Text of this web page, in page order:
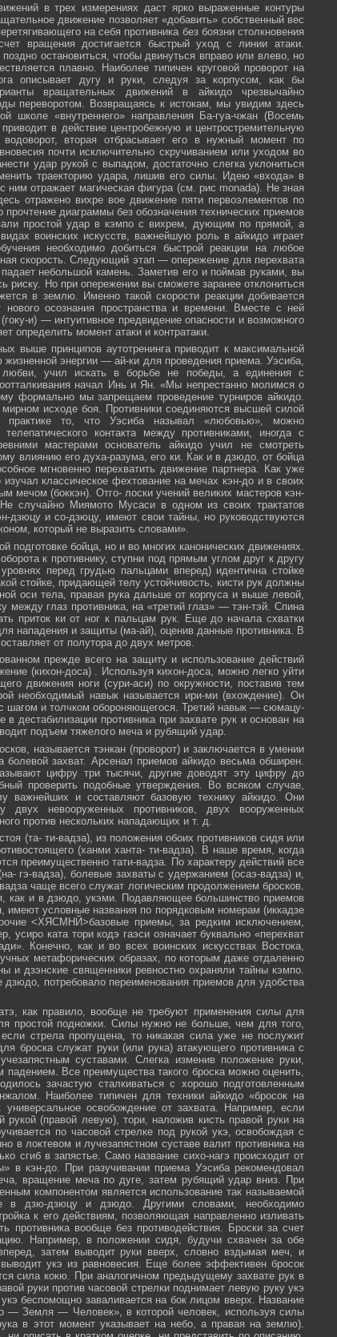
в трех измерениях даст ярко выраженные контуры
движение позволяет «добавить» собственный вес
на себя противника без боязни столкновения
вращения достигается быстрый уход с линии атаки.
остановиться, чтобы двинуться вправо или влево, но
плавно. Наиболее типичен круговой проворот на
описывает дугу и руки, следуя за корпусом, как бы
вращательных движений в айкидо чрезвычайно
переворотом. Возвращаясь к истокам, мы увидим здесь
школе «внутреннего» направления Ба-гуа-чжан (Восемь
в действие центробежную и центростремительную
вторая отбрасывает его в нужный момент по
почти исключительно скручиванием или уходом во
удар рукой с выпадом, достаточно слегка уклониться
траекторию удара, лишив его силы. Идею «входа» в
ним отражает магическая фигура (см. рис monada). Не зная
отражено вихре вое движение пяти первоэлементов по
диаграммы без обозначения технических приемов
простой удар в кэмпо с вихрем, дующим по прямой, а
воинских искусств, важнейшую роль в айкидо играет
необходимо добиться быстрой реакции на любое
скорость. Следующий этап — опережение для перехвата
небольшой камень. Заметив его и поймав руками, вы
риску. Но при опережении вы сможете заранее отклониться
в землю. Именно такой скорости реакции добивается
нового осознания пространства и времени. Вместе с ней
и) — интуитивное предвидение опасности и возможного
определить момент атаки и контратаки.
выше принципов аутотренинга приводит к максимальной
энергии — ай-ки для проведения приема. Уэсиба,
любви, учил искать в борьбе не победы, а единения с
начал Инь и Ян. «Мы непрестанно молимся о
формально мы запрещаем проведение турниров айкидо.
исходе боя. Противники соединяются высшей силой
то, что Уэсиба называл «любовью», можно
контакта между противниками, иногда с
мастерами основатель айкидо учил не смотреть
влиянию его духа-разума, его ки. Как и в дзюдо, от бойца
мгновенно перехватить движение партнера. Как уже
классическое фехтование на мечах кэн-до и в своих
мечом (боккэн). Отго- лоски учений великих мастеров кэн-
случайно Миямото Мусаси в одном из своих трактатов
дзюцу и со-дзюцу, имеют свои тайны, но руководствуются
который не выразить словами».
подготовке бойца, но и во многих канонических движениях.
к противнику, ступни под прямым углом друг к другу
перед грудью пальцами вперед) идентична стойке
стойке, придающей телу устойчивость, кисти рук должны
оси тела, правая рука дальше от корпуса и выше левой,
между глаз противника, на «третий глаз» — тэн-тэй. Спина
приток ки от ног к пальцам рук. Еще до начала схватки
нападения и защиты (ма-ай), оценив данные противника. В
от полутора до двух метров.
прежде всего на защиту и использование действий
(кихон-доса) . Используя кихон-доса, можно легко уйти
движения ноги (сури-аси) по окружности, поставив тем
необходимый навык называется ири-ми (вхождение). Он
шагом и толчком обороняющегося. Третий навык — сюмацу-
дестабилизации противника при захвате рук и основан на
подъем тяжелого меча и рубящий удар.
называется тэнкан (проворот) и заключается в умении
болевой захват. Арсенал приемов айкидо весьма обширен.
цифру три тысячи, другие доводят эту цифру до
проверить подобные утверждения. Во всяком случае,
важнейших и составляют базовую технику айкидо. Они
двух невооруженных противников, двух вооруженных
против нескольких нападающих и т. д.
(та- ти-вадза), из положения обоих противников сидя или
(ханми ханта- ти-вадза). В наше время, когда
преимущественно тати-вадза. По характеру действий все
гэ-вадза), болевые захваты с удержанием (осаэ-вадза) и,
чаще всего служат логическим продолжением бросков.
как и в дзюдо, укэми. Подавляющее большинство приемов
имеют условные названия по порядковым номерам (иккадзе
<ХЯСМНЙ>базовые приемы, за редким исключением,
усиро ката тори кодэ гаэси означает буквально «перехват
Конечно, как и во всех воинских искусствах Востока,
метафорических образах, по которым даже отдаленно
и дзэнские священники ревностно охраняли тайны кэмпо.
дзюдо, потребовало переименования приемов для удобства
как правило, вообще не требуют применения силы для
простой подножки. Силы нужно не больше, чем для того,
стрела пропущена, то никакая сила уже не послужит
броска служат руки (или рука) атакующего противника с
суставами. Слегка изменив положение руки,
Все преимущества такого броска можно оценить,
зачастую сталкиваться с хорошо подготовленным
Наиболее типичен для техники айкидо «бросок на
освобождение от захвата. Например, если
рукой (правой левую), тори, наложив кисть правой руки на
по часовой стрелке под рукой укэ, освобождая с
в локтевом и лучезапястном суставе валит противника на
сгиб в запястье. Само название сихо-нагэ происходит от
в кэн-до. При разучивании приема Уэсиба рекомендовал
вращение меча по дуге, затем рубящий удар вниз. При
компонентом является использование так называемой
в дзю-дзюцу и дзюдо. Другими словами, необходимо
к его действиям, позволяющая направленно изливать
противника вообще без противодействия. Броски за счет
Например, в положении сидя, будучи схвачен за обе
затем выводит руки вверх, словно вздымая меч, и
укэ из равновесия. Еще более эффективен бросок
сила кокю. При аналогичном предыдущему захвате рук в
руки против часовой стрелки поднимает левую руку укэ
беспомощно заваливается на бок лицом вверх. Название
— Земля — Человек», в которой человек, используя силы
в этот момент указывает на небо, а правая на землю).